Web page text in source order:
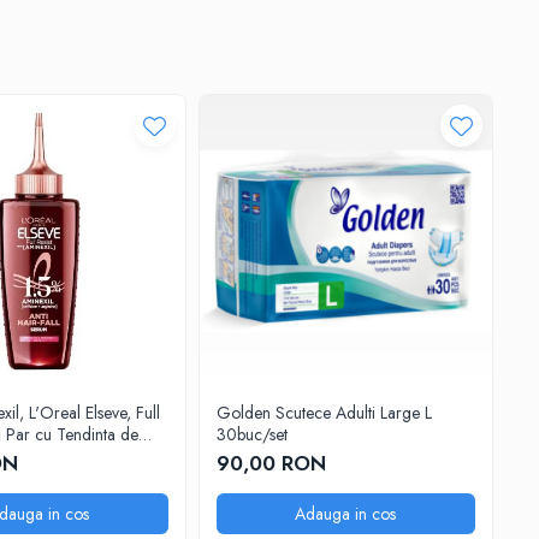
perfect pentru a-ți pune în valoare personalitatea și farmecul
Cu un amestec unic de note florale și senzuale, acest
Rumba!
L'Oreal Elseve, Full
Par cu Tendinta de
in cos
Golden Scutece Adulti Large L
30buc/set
90,00 RON
Adauga in cos